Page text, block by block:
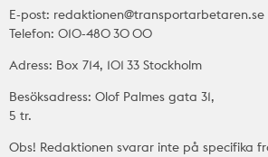
E-post: redaktionen@transportarbetaren.se
Telefon: 010-480 30 00
Adress: Box 714, 101 33 Stockholm
Besöksadress: Olof Palmes gata 31,
5 tr.
Obs! Redaktionen svarar inte på specifika